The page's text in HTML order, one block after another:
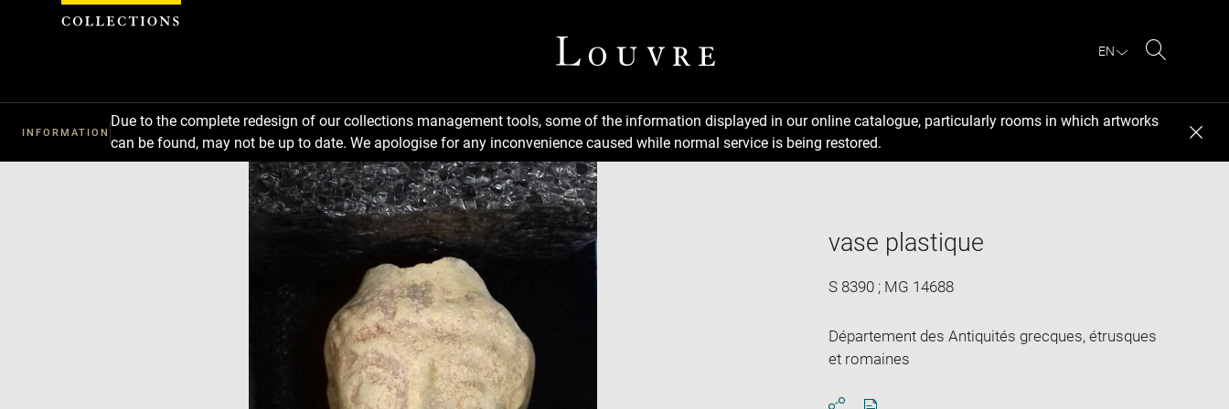
EN
INFORMATION
Due to the complete redesign of our collections management tools, some of the information displayed in our online catalogue, particularly rooms in which artworks
can be found, may not be up to date. We apologise for any inconvenience caused while normal service is being restored.
vase plastique
S 8390 ; MG 14688
Département des Antiquités grecques, étrusques
et romaines
Cookies management panel